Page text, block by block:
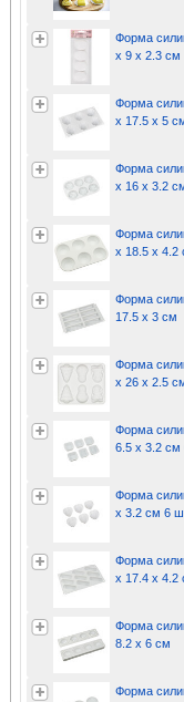
Форма
x 9 x 2.3 см
Форма
x 17.5 x 5
Форма
x 16 x 3.2
Форма
x 18.5 x 4.2
Форма
17.5 x 3 см
Форма
x 26 x 2.5
Форма
6.5 x 3.2 см
Форма
x 3.2 см 6
Форма
x 17.4 x 4.2
Форма
8.2 x 6 см
Форма